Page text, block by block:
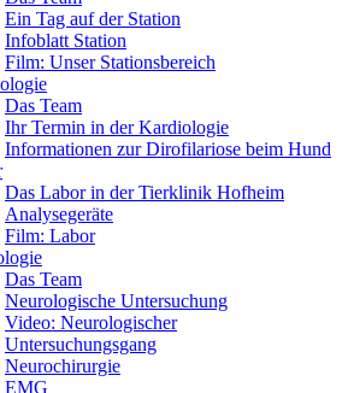
Ein Tag auf der Station
Infoblatt Station
Film: Unser Stationsbereich
Das Team
Ihr Termin in der Kardiologie
Informationen zur Dirofilariose beim Hund
Das Labor in der Tierklinik Hofheim
Analysegeräte
Film: Labor
Das Team
Neurologische Untersuchung
Video: Neurologischer
Untersuchungsgang
Neurochirurgie
EMG